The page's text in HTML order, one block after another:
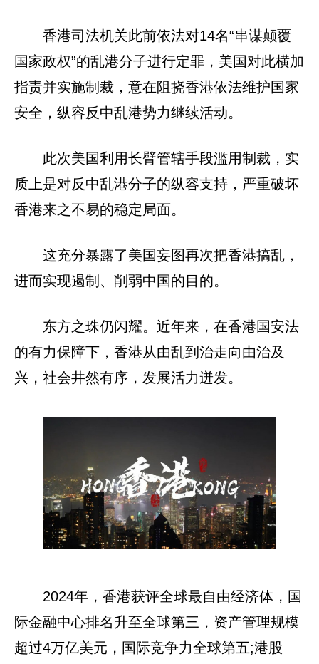
香港司法机关此前依法对14名“串谋颠覆
国家政权”的乱港分子进行定罪，美国对此横加
指责并实施制裁，意在阻挠香港依法维护国家
安全，纵容反中乱港势力继续活动。
此次美国利用长臂管辖手段滥用制裁，实
质上是对反中乱港分子的纵容支持，严重破坏
香港来之不易的稳定局面。
这充分暴露了美国妄图再次把香港搞乱，
进而实现遏制、削弱中国的目的。
东方之珠仍闪耀。近年来，在香港国安法
的有力保障下，香港从由乱到治走向由治及
兴，社会井然有序，发展活力迸发。
2024年，香港获评全球最自由经济体，国
际金融中心排名升至全球第三，资产管理规模
超过4万亿美元，国际竞争力全球第五;港股